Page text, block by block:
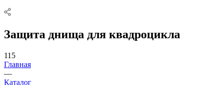
Защита днища для квадроцикла
115
Главная
—
Каталог